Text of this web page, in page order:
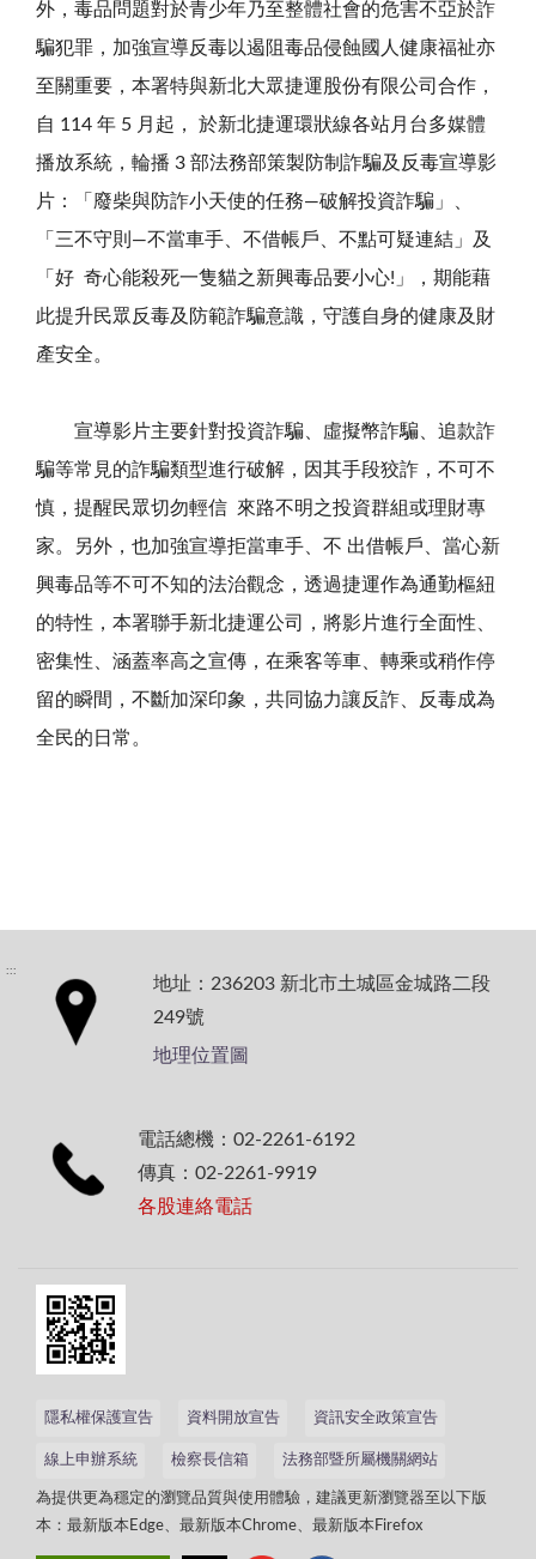
外，毒品問題對於青少年乃至整體社會的危害不亞於詐
騙犯罪，加強宣導反毒以遏阻毒品侵蝕國人健康福祉亦
至關重要，本署特與新北大眾捷運股份有限公司合作，
自 114 年 5 月起， 於新北捷運環狀線各站月台多媒體
播放系統，輪播 3 部法務部策製防制詐騙及反毒宣導影
片：「廢柴與防詐小天使的任務—破解投資詐騙」、
「三不守則 —不當車手、不借帳戶、不點可疑連結」及
「好 奇心能殺死一隻貓之新興毒品要小心! 」，期能藉
此提升民眾反毒及防範詐騙意識，守護自身的健康及財
產安全。
宣導影片主要針對投資詐騙、虛擬幣詐騙、追款詐
騙等常見的詐騙類型進行破解，因其手段狡詐，不可不
慎，提醒民眾切勿輕信 來路不明之投資群組或理財專
家。另外，也加強宣導拒當車手、不 出借帳戶、當心新
興毒品等不可不知的法治觀念，透過捷運作為通勤樞紐
的特性，本署聯手新北捷運公司，將影片進行全面性、
密集性、涵蓋率高之宣傳，在乘客等車、轉乘或稍作停
留的瞬間，不斷加深印象，共同協力讓反詐、反毒成為
全民的日常。
:::
地址：236203 新北市土城區金城路二段
249號
地理位置圖
電話總機：02-2261-6192
傳真：02-2261-9919
各股連絡電話
隱私權保護宣告 資料開放宣告 資訊安全政策宣告
線上申辦系統 檢察長信箱 法務部暨所屬機關網站
為提供更為穩定的瀏覽品質與使用體驗，建議更新瀏覽器至以下版
本：最新版本Edge、最新版本Chrome、最新版本Firefox